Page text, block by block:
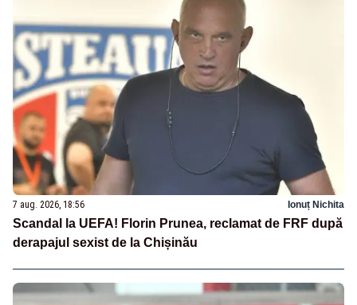
7 aug. 2026, 18:56 Ionuț Nichita
Scandal la UEFA! Florin Prunea, reclamat de FRF după
derapajul sexist de la Chișinău